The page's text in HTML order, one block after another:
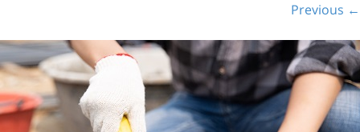
← Previous